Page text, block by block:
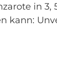
in 3,
kann: